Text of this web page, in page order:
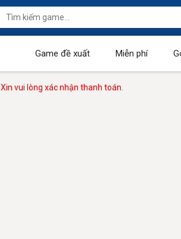
Game đề xuất Miễn phí
vui lòng xác nhận thanh toán.